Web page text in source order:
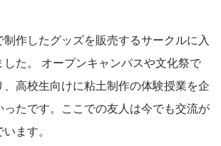
作したグッズを販売するサークルに入
した。 オープンキャンパスや文化祭で
高校生向けに粘土制作の体験授業を企
たです。ここでの友人は今でも交流が
ます。